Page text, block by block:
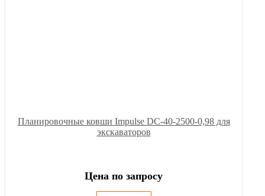
Планировочные ковши Impulse DC-40-2500-0,98 для
экскаваторов
Цена по запросу